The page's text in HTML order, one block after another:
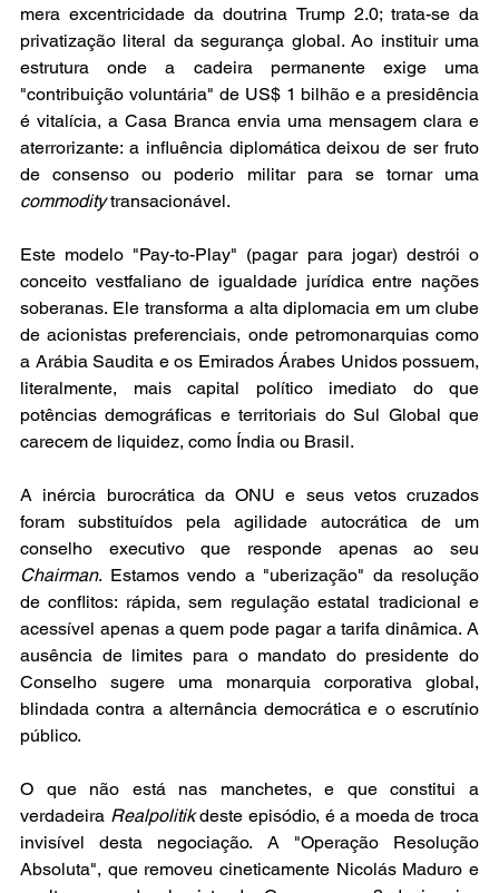
mera excentricidade da doutrina Trump 2.0; trata-se da
privatização literal da segurança global. Ao instituir uma
estrutura onde a cadeira permanente exige uma
"contribuição voluntária" de US$ 1 bilhão e a presidência
é vitalícia, a Casa Branca envia uma mensagem clara e
aterrorizante: a influência diplomática deixou de ser fruto
commodity transacionável.
Este modelo "Pay-to-Play" (pagar para jogar) destrói o
conceito vestfaliano de igualdade jurídica entre nações
soberanas. Ele transforma a alta diplomacia em um clube
de acionistas preferenciais, onde petromonarquias como
a Arábia Saudita e os Emirados Árabes Unidos possuem,
literalmente, mais capital político imediato do que
potências demográficas e territoriais do Sul Global que
carecem de liquidez, como Índia ou Brasil.
A inércia burocrática da ONU e seus vetos cruzados
foram substituídos pela agilidade autocrática de um
Chairman. Estamos vendo a "uberização" da resolução
de conflitos: rápida, sem regulação estatal tradicional e
acessível apenas a quem pode pagar a tarifa dinâmica. A
ausência de limites para o mandato do presidente do
Conselho sugere uma monarquia corporativa global,
blindada contra a alternância democrática e o escrutínio
público.
O que não está nas manchetes, e que constitui a
verdadeira Realpolitik deste episódio, é a moeda de troca
invisível desta negociação. A "Operação Resolução
Absoluta", que removeu cineticamente Nicolás Maduro e